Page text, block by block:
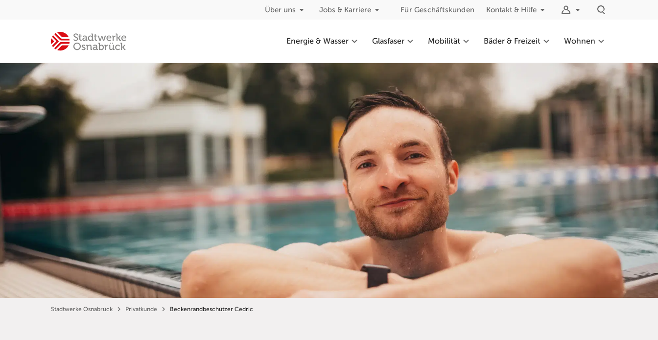
Über uns Jobs & Karriere Für Geschäftskunden Kontakt & Hilfe
Energie & Wasser Glasfaser Mobilität Bäder & Freizeit Wohnen
Stadtwerke Osnabrück Privatkunde Beckenrandbeschützer Cedric